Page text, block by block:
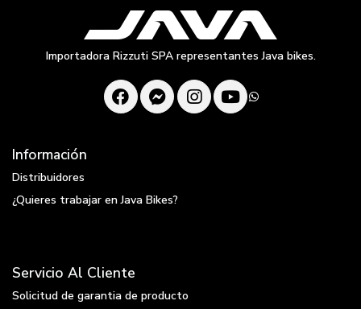
Importadora Rizzuti SPA representantes Java bikes.
Información
Distribuidores
¿Quieres trabajar en Java Bikes?
Servicio Al Cliente
Solicitud de garantia de producto